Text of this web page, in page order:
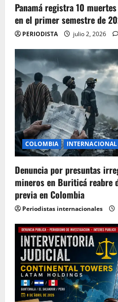
Panamá registra 10
en el primer semestre de
PERIODISTA julio 2, 2026
COLOMBIA INTERNACIONAL
Denuncia por presuntas
mineros en Buriticá reabre
previa en Colombia
Periodistas internacionales